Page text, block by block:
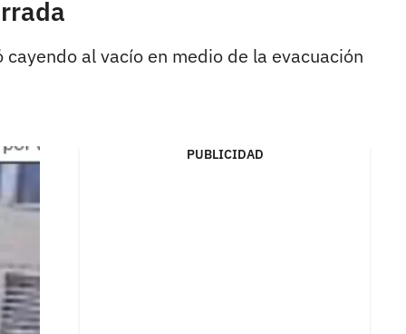
al vacío en medio de la evacuación
PUBLICIDAD